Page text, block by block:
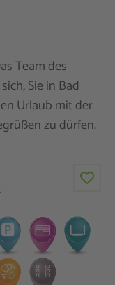
Team des
Sie in Bad
Urlaub mit der
zu dürfen.